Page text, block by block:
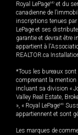
Royal LePageMD et du
canadienne de
inscriptions tenues par
LePage et ses
garantie et devrait être
appartient à
REALTOR.ca
*Tous les bureaux
comprenant la mention
incluant sa division «
Valley Real Estate,
», « Royal LePageMD
appartiennent et sont
Les marques de